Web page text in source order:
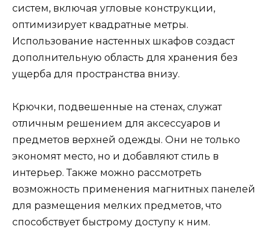
систем, включая угловые конструкции,
оптимизирует квадратные метры.
Использование настенных шкафов создаст
дополнительную область для хранения без
ущерба для пространства внизу.
Крючки, подвешенные на стенах, служат
отличным решением для аксессуаров и
предметов верхней одежды. Они не только
экономят место, но и добавляют стиль в
интерьер. Также можно рассмотреть
возможность применения магнитных панелей
для размещения мелких предметов, что
способствует быстрому доступу к ним.